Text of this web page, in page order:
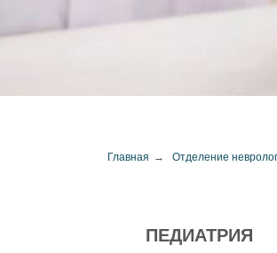
Главная → Отделение
ПЕДИАТРИЯ